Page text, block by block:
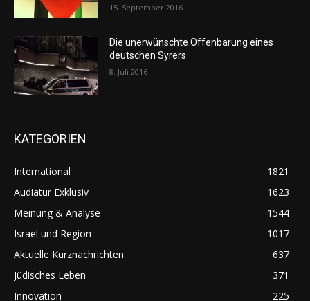
15. September 2016
Die unerwünschte Offenbarung eines
deutschen Syrers
8. Juli 2016
KATEGORIEN
International
1821
Audiatur Exklusiv
1623
Meinung & Analyse
1544
Israel und Region
1017
Aktuelle Kurznachrichten
637
Jüdisches Leben
371
Innovation
225